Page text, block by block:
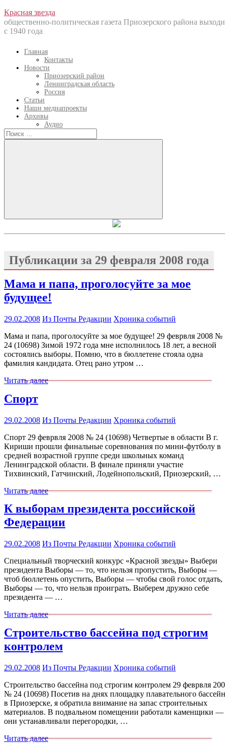
Перейти
к
содержанию
Красная звезда
общественно-политическая газета Приозерского района
с 1940 года
Главная
Контакты
Новости
Приозерский район
Ленинградская область
Россия
Статьи
Наши медиапроекты
Архивы
Аудио
Искать:
Искать
Публикации за 29 февраля 2008 года
Мама и папа, проголосуйте за мое
будущее!
29.02.2008 Из Почты Редакции Хроника событий
Мама и папа, проголосуйте за мое будущее! 29 феврвля 2008 №
24 (10698) Зимой 1972 года мне исполнилось 18 лет, а весной
состоялись выборы. Помню, что в бюллетене стояла одна
фамилия кандидата. Отец рано утром …
Читать далее
Спорт
29.02.2008 Из Почты Редакции Хроника событий
Спорт 29 феврвля 2008 № 24 (10698) Четвертые в области В г.
Кириши прошли финальные соревнования по мини-футболу в
средней возрастной группе среди школьных команд
Ленинградской области. В финале приняли участие
Тихвинский, Гатчинский, Лодейнопольский, Приозерский, …
Читать далее
К выборам президента российской
Федерации
29.02.2008 Из Почты Редакции Хроника событий
Специальный творческий конкурс «Красной звезды» Выбери
президента Выборы — то, что нельзя пропустить, Выборы —
чтоб бюллетень опустить, Выборы — чтобы свой голос отдать,
Выборы — то, что нельзя проиграть. Выберем дружно себе
президента — …
Читать далее
Строительство бассейна под строгим
контролем
29.02.2008 Из Почты Редакции Хроника событий
Строительство бассейна под строгим контролем 29 феврвля
№ 24 (10698) Посетив на днях площадку плавательного
в Приозерске, я обратила внимание на запас строительных
материалов. В подвальном помещении работали каменщики —
они устанавливали перегородки, …
Читать далее